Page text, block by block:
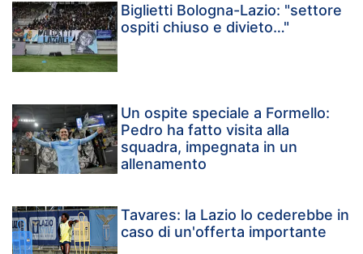
Biglietti Bologna-Lazio: "settore
ospiti chiuso e divieto…"
Un ospite speciale a Formello:
Pedro ha fatto visita alla
squadra, impegnata in un
allenamento
Tavares: la Lazio lo cederebbe in
caso di un'offerta importante